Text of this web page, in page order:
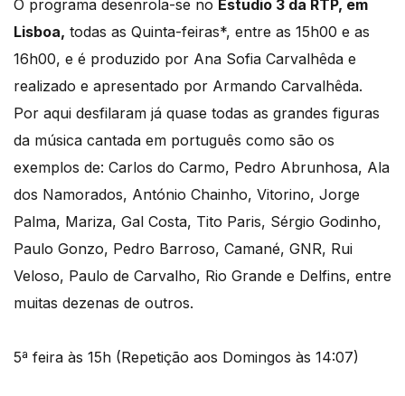
O programa desenrola-se no Estudio 3 da RTP, em
Lisboa, todas as Quinta-feiras*, entre as 15h00 e as
16h00, e é produzido por Ana Sofia Carvalhêda e
realizado e apresentado por Armando Carvalhêda.
Por aqui desfilaram já quase todas as grandes figuras
da música cantada em português como são os
exemplos de: Carlos do Carmo, Pedro Abrunhosa, Ala
dos Namorados, António Chainho, Vitorino, Jorge
Palma, Mariza, Gal Costa, Tito Paris, Sérgio Godinho,
Paulo Gonzo, Pedro Barroso, Camané, GNR, Rui
Veloso, Paulo de Carvalho, Rio Grande e Delfins, entre
muitas dezenas de outros.
5ª feira às 15h (Repetição aos Domingos às 14:07)